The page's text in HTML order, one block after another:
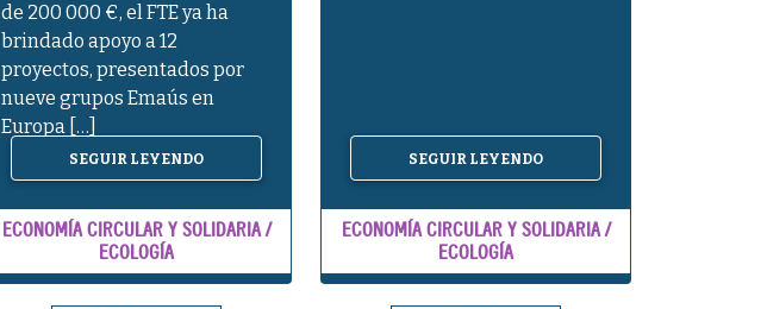
de 200 000 €, el FTE ya ha
brindado apoyo a 12
proyectos, presentados por
nueve grupos Emaús en
Europa […]
SEGUIR LEYENDO
ECONOMÍA CIRCULAR Y SOLIDARIA /
ECOLOGÍA
SEGUIR LEYENDO
ECONOMÍA CIRCULAR Y SOLIDARIA /
ECOLOGÍA